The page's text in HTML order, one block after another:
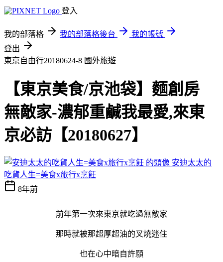
登入
我的部落格 我的部落格後台
我的帳號
登出
東京自由行20180624-8 國外旅遊
【東京美食/京池袋】麵創房
無敵家-濃郁重鹹我最愛,來東
京必訪【20180627】
安迪太太的
吃貨人生=美食x旅行x烹飪
8年前
前年第一次來東京就吃過無敵家
那時就被那超厚超油的叉燒迷住
也在心中暗自許願